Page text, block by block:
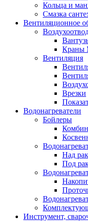
Кольца и
Смазка
Вентиляционное
Краны
Вентиляция
Врезки
Водонагреватели
Бойлеры
Над
Под
Инструмент,